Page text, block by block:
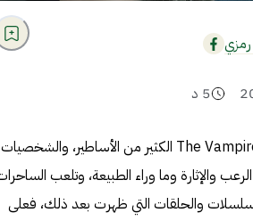
5 د
أطلق مسلسل The Vampire Diaries الكثير من الأساطير، والشخصيات
والإثارة وما وراء الطبيعة، وتلعب
والحلقات التي ظهرت بعد ذلك، فعلى